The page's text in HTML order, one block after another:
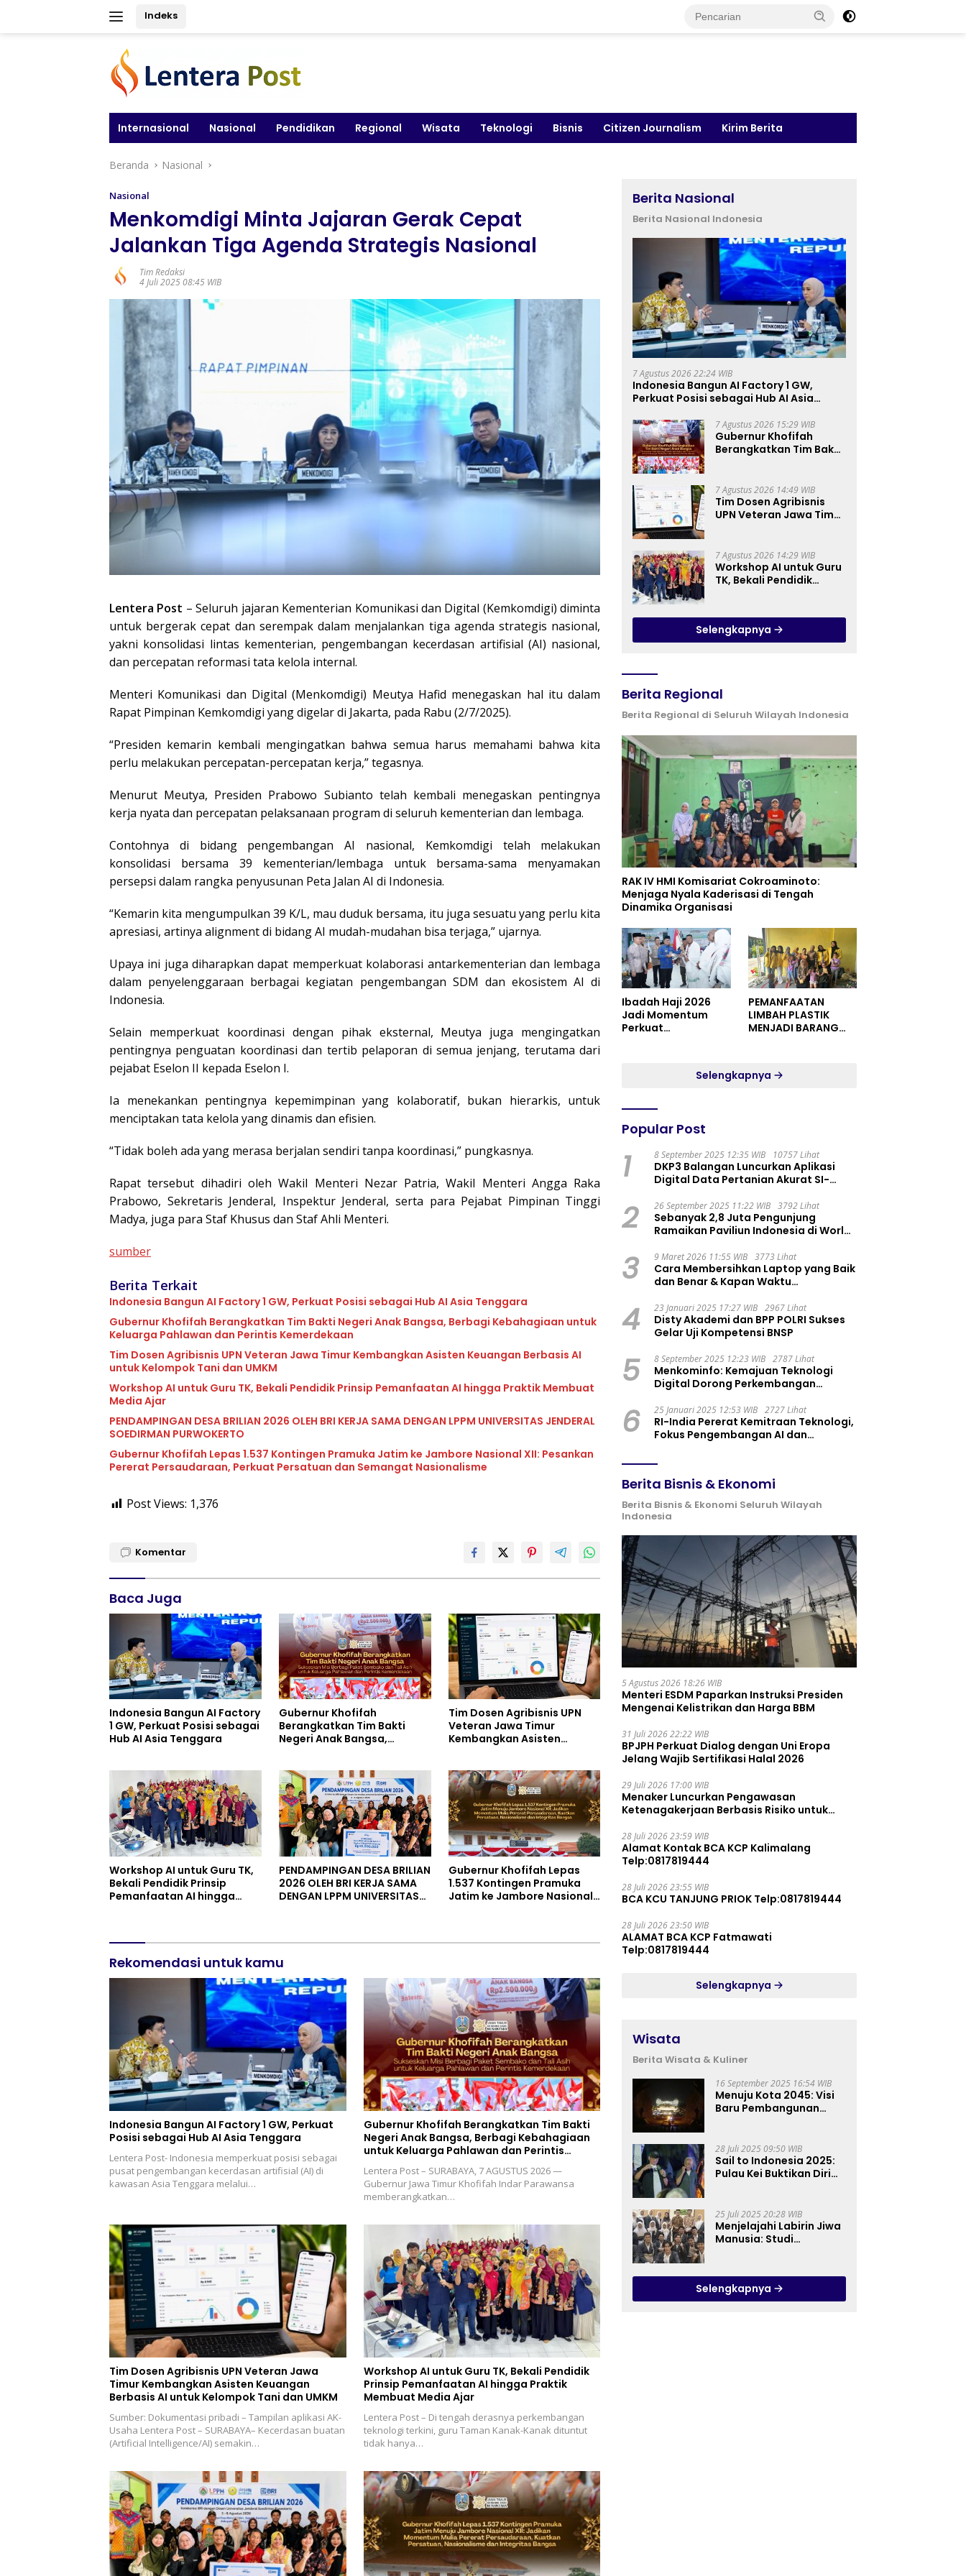
Indeks
Internasional Nasional Pendidikan Regional Wisata Teknologi Bisnis Citizen Journalism Kirim Berita
Beranda Nasional
Nasional
Menkomdigi Minta Jajaran Gerak Cepat
Jalankan Tiga Agenda Strategis Nasional
Tim Redaksi
4 Juli 2025 08:45 WIB
Lentera Post –Seluruh jajaran Kementerian Komunikasi dan Digital (Kemkomdigi) diminta
untuk bergerak cepat dan serempak dalam menjalankan tiga agenda strategis nasional,
yakni konsolidasi lintas kementerian, pengembangan kecerdasan artifisial (AI) nasional,
dan percepatan reformasi tata kelola internal.
Menteri Komunikasi dan Digital (Menkomdigi) Meutya Hafid menegaskan hal itu dalam
Rapat Pimpinan Kemkomdigi yang digelar di Jakarta, pada Rabu (2/7/2025).
“Presiden kemarin kembali mengingatkan bahwa semua harus memahami bahwa kita
perlu melakukan percepatan-percepatan kerja,” tegasnya.
Menurut Meutya, Presiden Prabowo Subianto telah kembali menegaskan pentingnya
kerja nyata dan percepatan pelaksanaan program di seluruh kementerian dan lembaga.
Contohnya di bidang pengembangan AI nasional, Kemkomdigi telah melakukan
konsolidasi bersama 39 kementerian/lembaga untuk bersama-sama menyamakan
persepsi dalam rangka penyusunan Peta Jalan AI di Indonesia.
“Kemarin kita mengumpulkan 39 K/L, mau duduk bersama, itu juga sesuatu yang perlu kita
apresiasi, artinya alignment di bidang AI mudah-mudahan bisa terjaga,” ujarnya.
Upaya ini juga diharapkan dapat memperkuat kolaborasi antarkementerian dan lembaga
dalam penyelenggaraan berbagai kegiatan pengembangan SDM dan ekosistem AI di
Indonesia.
Selain memperkuat koordinasi dengan pihak eksternal, Meutya juga mengingatkan
pentingnya penguatan koordinasi dan tertib pelaporan di semua jenjang, terutama dari
pejabat Eselon II kepada Eselon I.
Ia menekankan pentingnya kepemimpinan yang kolaboratif, bukan hierarkis, untuk
menciptakan tata kelola yang dinamis dan efisien.
“Tidak boleh ada yang merasa berjalan sendiri tanpa koordinasi,” pungkasnya.
Rapat tersebut dihadiri oleh Wakil Menteri Nezar Patria, Wakil Menteri Angga Raka
Prabowo, Sekretaris Jenderal, Inspektur Jenderal, serta para Pejabat Pimpinan Tinggi
Madya, juga para Staf Khusus dan Staf Ahli Menteri.
sumber
Berita Terkait
Indonesia Bangun AI Factory 1 GW, Perkuat Posisi sebagai Hub AI Asia Tenggara
Gubernur Khofifah Berangkatkan Tim Bakti Negeri Anak Bangsa, Berbagi Kebahagiaan untuk
Keluarga Pahlawan dan Perintis Kemerdekaan
Tim Dosen Agribisnis UPN Veteran Jawa Timur Kembangkan Asisten Keuangan Berbasis AI
untuk Kelompok Tani dan UMKM
Workshop AI untuk Guru TK, Bekali Pendidik Prinsip Pemanfaatan AI hingga Praktik Membuat
Media Ajar
PENDAMPINGAN DESA BRILIAN 2026 OLEH BRI KERJA SAMA DENGAN LPPM UNIVERSITAS JENDERAL
SOEDIRMAN PURWOKERTO
Gubernur Khofifah Lepas 1.537 Kontingen Pramuka Jatim ke Jambore Nasional XII: Pesankan
Pererat Persaudaraan, Perkuat Persatuan dan Semangat Nasionalisme
Post Views: 1,376
Komentar
Baca Juga
Indonesia Bangun AI Factory
1 GW, Perkuat Posisi sebagai
Hub AI Asia Tenggara
Gubernur Khofifah
Berangkatkan Tim Bakti
Negeri Anak Bangsa,
Perintis Kemerdekaan
Tim Dosen Agribisnis UPN
Veteran Jawa Timur
Kembangkan Asisten
Workshop AI untuk Guru TK,
Bekali Pendidik Prinsip
Pemanfaatan AI hingga
PENDAMPINGAN DESA BRILIAN
2026 OLEH BRI KERJA SAMA
DENGAN LPPM UNIVERSITAS
Gubernur Khofifah Lepas
1.537 Kontingen Pramuka
Jatim ke Jambore Nasional
Nasionalisme
Rekomendasi untuk kamu
Indonesia Bangun AI Factory 1 GW, Perkuat
Posisi sebagai Hub AI Asia Tenggara
Lentera Post- Indonesia memperkuat posisi sebagai
pusat pengembangan kecerdasan artifisial (AI) di
kawasan Asia Tenggara melalui…
Gubernur Khofifah Berangkatkan Tim Bakti
Negeri Anak Bangsa, Berbagi Kebahagiaan
untuk Keluarga Pahlawan dan Perintis
Lentera Post – SURABAYA, 7 AGUSTUS 2026 —
Gubernur Jawa Timur Khofifah Indar Parawansa
memberangkatkan…
Tim Dosen Agribisnis UPN Veteran Jawa
Timur Kembangkan Asisten Keuangan
Berbasis AI untuk Kelompok Tani dan UMKM
Sumber: Dokumentasi pribadi – Tampilan aplikasi AK-
Usaha Lentera Post – SURABAYA– Kecerdasan buatan
(Artificial Intelligence/AI) semakin…
Workshop AI untuk Guru TK, Bekali Pendidik
Prinsip Pemanfaatan AI hingga Praktik
Membuat Media Ajar
Lentera Post – Di tengah derasnya perkembangan
teknologi terkini, guru Taman Kanak-Kanak dituntut
tidak hanya…
Berita Nasional
Berita Nasional Indonesia
7 Agustus 2026 22:24 WIB
Indonesia Bangun AI Factory 1 GW,
Perkuat Posisi sebagai Hub AI Asia
7 Agustus 2026 15:29 WIB
Gubernur Khofifah
Berangkatkan Tim Bakti
untuk Keluarga
Pahlawan dan Perintis
Kemerdekaan
7 Agustus 2026 14:49 WIB
Tim Dosen Agribisnis
UPN Veteran Jawa Timur
untuk Kelompok Tani
dan UMKM
7 Agustus 2026 14:29 WIB
Workshop AI untuk Guru
TK, Bekali Pendidik
Membuat Media Ajar
Selengkapnya
Berita Regional
Berita Regional di Seluruh Wilayah Indonesia
RAK IV HMI Komisariat Cokroaminoto:
Menjaga Nyala Kaderisasi di Tengah
Dinamika Organisasi
Ibadah Haji 2026
Jadi Momentum
Perkuat
PEMANFAATAN
LIMBAH PLASTIK
MENJADI BARANG
RESIDENCE
Selengkapnya
Popular Post
1 8 September 2025 12:35 WIB 10757 Lihat
DKP3 Balangan Luncurkan Aplikasi
Digital Data Pertanian Akurat SI-
2 26 September 2025 11:22 WIB 3792 Lihat
Sebanyak 2,8 Juta Pengunjung
Ramaikan Paviliun Indonesia di World
3 9 Maret 2026 11:55 WIB 3773 Lihat
Cara Membersihkan Laptop yang Baik
dan Benar & Kapan Waktu
4 23 Januari 2025 17:27 WIB 2967 Lihat
Disty Akademi dan BPP POLRI Sukses
Gelar Uji Kompetensi BNSP
5 8 September 2025 12:23 WIB 2787 Lihat
Menkominfo: Kemajuan Teknologi
Digital Dorong Perkembangan
6 25 Januari 2025 12:53 WIB 2727 Lihat
RI-India Pererat Kemitraan Teknologi,
Fokus Pengembangan AI dan
Berita Bisnis & Ekonomi
Berita Bisnis & Ekonomi Seluruh Wilayah
Indonesia
5 Agustus 2026 18:26 WIB
Menteri ESDM Paparkan Instruksi Presiden
Mengenai Kelistrikan dan Harga BBM
31 Juli 2026 22:22 WIB
BPJPH Perkuat Dialog dengan Uni Eropa
Jelang Wajib Sertifikasi Halal 2026
29 Juli 2026 17:00 WIB
Menaker Luncurkan Pengawasan
Ketenagakerjaan Berbasis Risiko untuk
28 Juli 2026 23:59 WIB
Alamat Kontak BCA KCP Kalimalang
Telp:0817819444
28 Juli 2026 23:55 WIB
BCA KCU TANJUNG PRIOK Telp:0817819444
28 Juli 2026 23:50 WIB
ALAMAT BCA KCP Fatmawati
Telp:0817819444
Selengkapnya
Wisata
Berita Wisata & Kuliner
16 September 2025 16:54 WIB
Menuju Kota 2045: Visi
Baru Pembangunan
28 Juli 2025 09:50 WIB
Sail to Indonesia 2025:
Pulau Kei Buktikan Diri
25 Juli 2025 20:28 WIB
Menjelajahi Labirin Jiwa
Manusia: Studi
Pandanaran di RSJ
Grhasia
Selengkapnya